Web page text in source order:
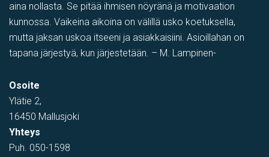
aina nollasta. Se pitää ihmisen nöyränä ja motivaation
kunnossa. Vaikeina aikoina on välillä usko koetuksella,
mutta jaksan uskoa itseeni ja asiakkaisiini. Asioillahan on
tapana järjestyä, kun järjestetään. – M. Lampinen-
Osoite
Ylätie 2,
16450 Mallusjoki
Yhteys
Puh. 050-1598